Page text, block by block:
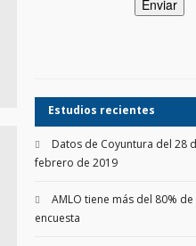
Estudios recientes
Datos de Coyuntura del 28
febrero de 2019
AMLO tiene más del 80%
encuesta